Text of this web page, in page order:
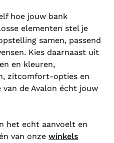
hoe jouw bank
elementen stel je
samen, passend
Kies daarnaast uit
en kleuren,
zitcomfort-opties en
van de Avalon écht jouw
het echt aanvoelt en
van onze winkels